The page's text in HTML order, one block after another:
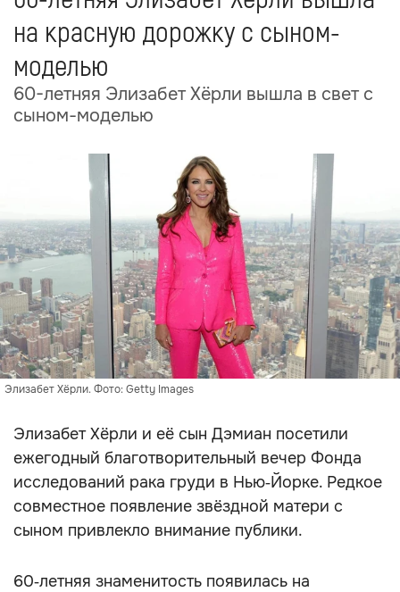
на красную дорожку с сыном-
моделью
60-летняя Элизабет Хёрли вышла в свет с
сыном-моделью
Элизабет Хёрли. Фото: Getty Images
Элизабет Хёрли и её сын Дэмиан посетили
ежегодный благотворительный вечер Фонда
исследований рака груди в Нью‑Йорке. Редкое
совместное появление звёздной матери с
сыном привлекло внимание публики.
60‑летняя знаменитость появилась на